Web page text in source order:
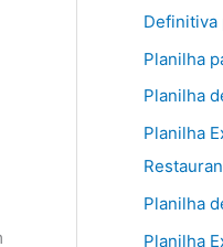
Definitiva
Planilha
Planilha
Planilha
Planilha
Planilha